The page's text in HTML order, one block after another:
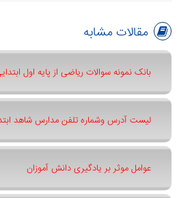
مقالات مشابه
بانک نمونه سوالات ریاضی از پایه اول
لیست آدرس وشماره تلفن مدارس شاهد
عوامل موثر بر یادگیری دانش آموزان